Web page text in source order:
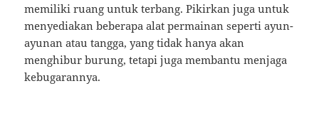
memiliki ruang untuk terbang. Pikirkan juga untuk
menyediakan beberapa alat permainan seperti ayun-
ayunan atau tangga, yang tidak hanya akan
menghibur burung, tetapi juga membantu menjaga
kebugarannya.